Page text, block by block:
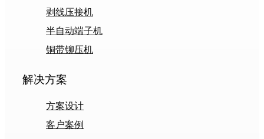
剥线压接机
半自动端子机
铜带铆压机
解决方案
方案设计
客户案例